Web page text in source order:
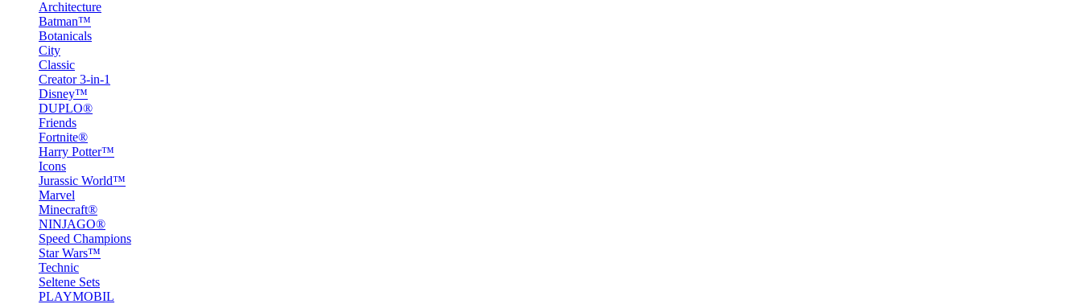
Architecture
Batman™
Botanicals
City
Classic
Creator 3-in-1
Disney™
DUPLO®
Friends
Fortnite®
Harry Potter™
Icons
Jurassic World™
Marvel
Minecraft®
NINJAGO®
Speed Champions
Star Wars™
Technic
Seltene Sets
PLAYMOBIL